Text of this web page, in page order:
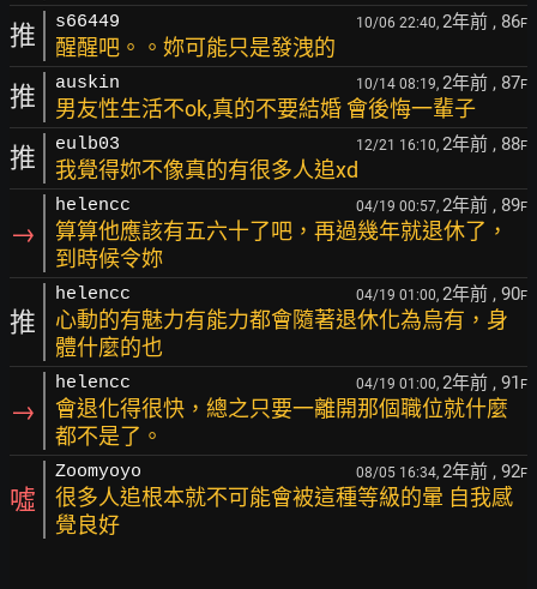
推 s66449 10/06 22:40, 2年前 , 86F
醒醒吧。。妳可能只是發洩的
推 auskin 10/14 08:19, 2年前 , 87F
男友性生活不ok,真的不要結婚 會後悔一輩子
推 eulb03 12/21 16:10, 2年前 , 88F
我覺得妳不像真的有很多人追xd
→
helencc 04/19 00:57, 2年前 , 89F
算算他應該有五六十了吧，再過幾年就退休了，
到時候令妳
推
helencc 04/19 01:00, 2年前 , 90F
心動的有魅力有能力都會隨著退休化為烏有，身
體什麼的也
→
helencc 04/19 01:00, 2年前 , 91 F
會退化得很快，總之只要一離開那個職位就什麼
都不是了。
噓
Zoomyoyo 08/05 16:34, 2年前 , 92F
很多人追根本就不可能會被這種等級的暈 自我感
覺良好